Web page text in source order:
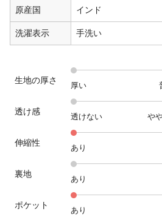
原産国 インド
洗濯表示 手洗い
生地の厚さ
厚い
透け感
透けない や
伸縮性
あり
裏地
あり
ポケット
あり